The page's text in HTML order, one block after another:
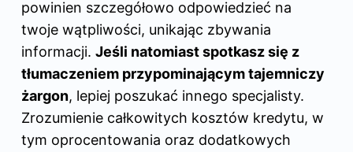
powinien szczegółowo odpowiedzieć na
twoje wątpliwości, unikając zbywania
informacji. Jeśli natomiast spotkasz się z
tłumaczeniem przypominającym tajemniczy
żargon, lepiej poszukać innego specjalisty.
Zrozumienie całkowitych kosztów kredytu, w
tym oprocentowania oraz dodatkowych